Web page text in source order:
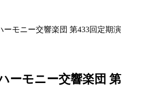
ーモニー交響楽団 第